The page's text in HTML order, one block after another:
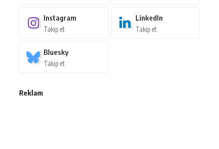
Instagram
Takip et
LinkedIn
Takip et
Bluesky
Takip et
Reklam